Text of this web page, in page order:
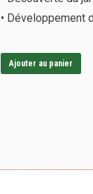
• Développement
Ajouter au panier